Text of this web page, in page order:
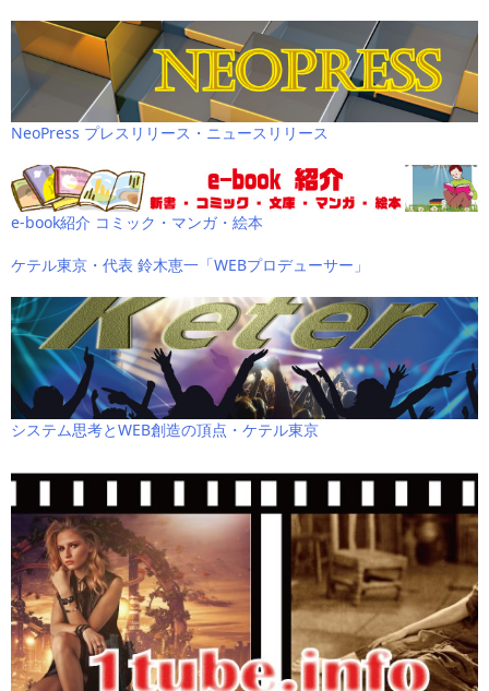
NeoPress プレスリリース・ニュースリリース
e-book紹介 コミック・マンガ・絵本
ケテル東京・代表 鈴木恵一「WEBプロデューサー」
システム思考とWEB創造の頂点・ケテル東京